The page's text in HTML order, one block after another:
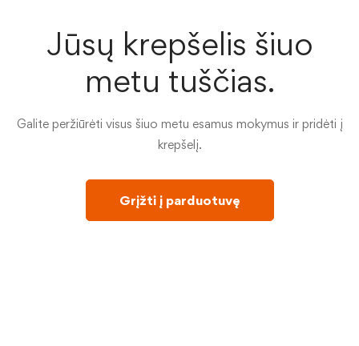
Jūsų krepšelis šiuo
metu tuščias.
Galite peržiūrėti visus šiuo metu esamus mokymus ir pridėti į
krepšelį.
Grįžti į parduotuvę